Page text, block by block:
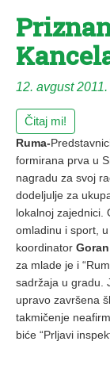
12. avgust
Čitaj mi!
Ruma-
formirana prva u
nagradu za svoj
dodeljulje za
lokalnoj zajednici.
omladinu i sport,
koordinator
za mlade je i
sadržaja u gradu.
upravo završena
takmičenje
biće “Prljavi